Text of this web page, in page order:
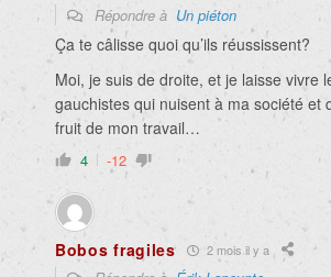
Répondre à Un piéton
Ça te câlisse quoi qu’ils réussissent?
Moi, je suis de droite, et je laisse vivre
gauchistes qui nuisent à ma société et
fruit de mon travail…
4 -12
Bobos fragiles 2 mois il y a